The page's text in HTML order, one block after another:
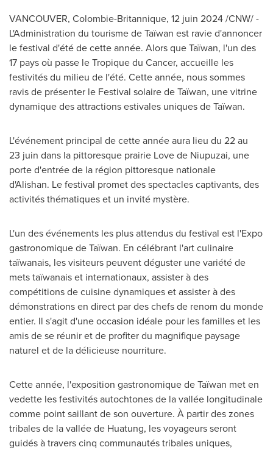
VANCOUVER, Colombie-Britannique, 12 juin 2024/CNW/ -
L'Administration du tourisme de Taïwan est ravie d'annoncer
le festival d'été de cette année. Alors que Taïwan, l'un des
17 pays où passe le Tropique du Cancer, accueille les
festivités du milieu de l'été. Cette année, nous sommes
ravis de présenter le Festival solaire de Taïwan, une vitrine
dynamique des attractions estivales uniques de Taïwan.
L'événement principal de cette année aura lieu du 22 au
23 juin dans la pittoresque prairie Love de Niupuzai, une
porte d'entrée de la région pittoresque nationale
d'Alishan. Le festival promet des spectacles captivants, des
activités thématiques et un invité mystère.
L'un des événements les plus attendus du festival est l'Expo
gastronomique de Taïwan. En célébrant l'art culinaire
taïwanais, les visiteurs peuvent déguster une variété de
mets taïwanais et internationaux, assister à des
compétitions de cuisine dynamiques et assister à des
démonstrations en direct par des chefs de renom du monde
entier. Il s'agit d'une occasion idéale pour les familles et les
amis de se réunir et de profiter du magnifique paysage
naturel et de la délicieuse nourriture.
Cette année, l'exposition gastronomique de Taïwan met en
vedette les festivités autochtones de la vallée longitudinale
comme point saillant de son ouverture. À partir des zones
tribales de la vallée de Huatung, les voyageurs seront
guidés à travers cinq communautés tribales uniques,